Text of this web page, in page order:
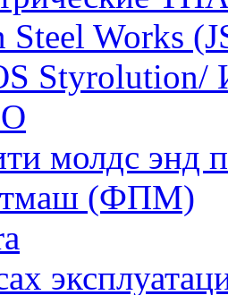
Works
молдс энд
(ФПМ)